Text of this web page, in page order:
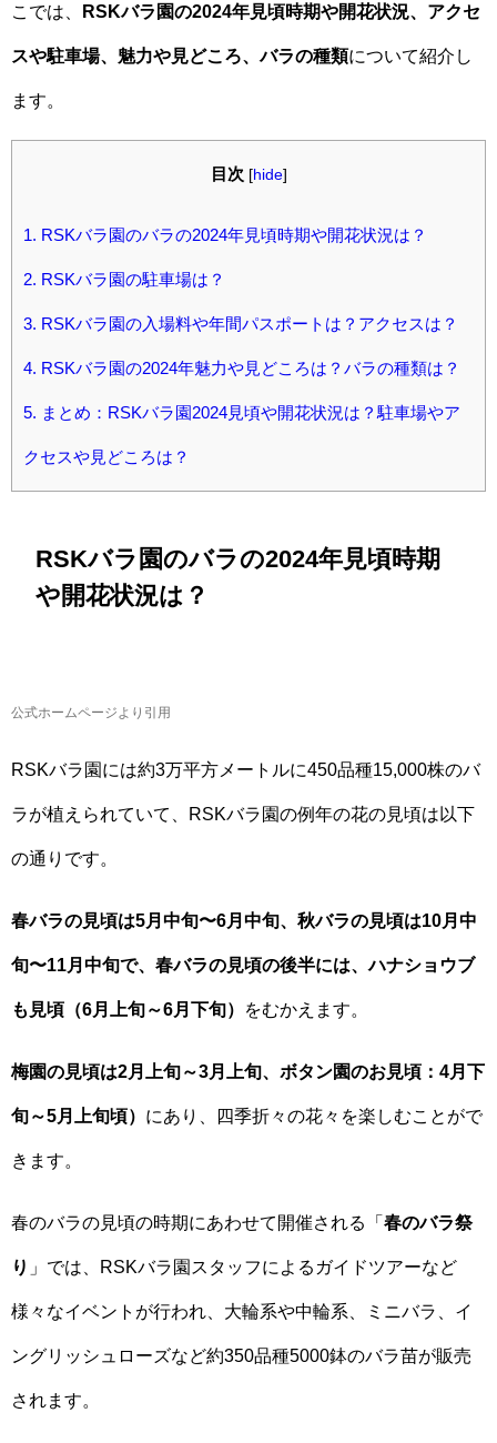
こでは、 RSKバラ園の2024年見頃時期や開花状況、アクセ
スや駐車場、魅力や見どころ、バラの種類について紹介し
ます。
目次 [hide]
1. RSKバラ園のバラの2024年見頃時期や開花状況は？
2. RSKバラ園の駐車場は？
3. RSKバラ園の入場料や年間パスポートは？アクセスは？
4. RSKバラ園の2024年魅力や見どころは？バラの種類は？
5. まとめ：RSKバラ園2024見頃や開花状況は？駐車場やア
クセスや見どころは？
RSKバラ園のバラの2024年見頃時期
や開花状況は？
公式ホームページより引用
RSKバラ園には約3万平方メートルに450品種15,000株のバ
ラが植えられていて、RSKバラ園の例年の花の見頃は以下
の通りです。
春バラの見頃は5月中旬〜6月中旬、秋バラの見頃は10月中
旬〜11月中旬で、春バラの見頃の後半には、ハナショウブ
も見頃（6月上旬～6月下旬） をむかえます。
梅園の見頃は2月上旬～3月上旬、ボタン園のお見頃：4月下
旬～5月上旬頃） にあり、四季折々の花々を楽しむことがで
きます。
春のバラの見頃の時期にあわせて開催される「 春のバラ祭
り 」では、RSKバラ園スタッフによるガイドツアーなど
様々なイベントが行われ、大輪系や中輪系、ミニバラ、イ
ングリッシュローズなど約350品種5000鉢のバラ苗が販売
されます。